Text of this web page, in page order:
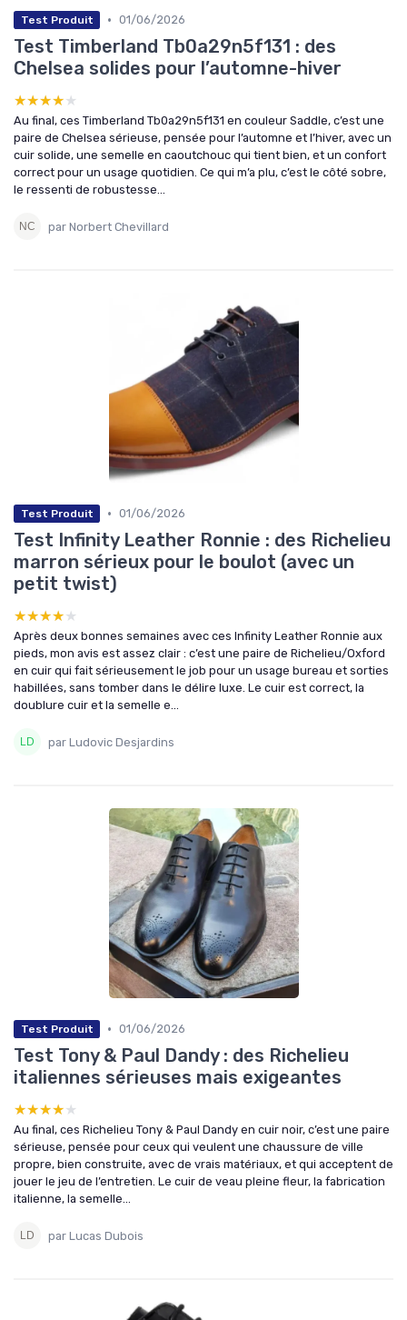
Test Produit • 01/06/2026
Test Timberland Tb0a29n5f131 : des
Chelsea solides pour l’automne-hiver
★★★★★
★★★★★
Au final, ces Timberland Tb0a29n5f131 en couleur Saddle, c’est une
paire de Chelsea sérieuse, pensée pour l’automne et l’hiver, avec un
cuir solide, une semelle en caoutchouc qui tient bien, et un confort
correct pour un usage quotidien. Ce qui m’a plu, c’est le côté sobre,
le ressenti de robustesse...
par Norbert Chevillard
Test Produit • 01/06/2026
Test Infinity Leather Ronnie : des Richelieu
marron sérieux pour le boulot (avec un
petit twist)
★★★★★
★★★★★
Après deux bonnes semaines avec ces Infinity Leather Ronnie aux
pieds, mon avis est assez clair : c’est une paire de Richelieu/Oxford
en cuir qui fait sérieusement le job pour un usage bureau et sorties
habillées, sans tomber dans le délire luxe. Le cuir est correct, la
doublure cuir et la semelle e...
par Ludovic Desjardins
Test Produit • 01/06/2026
Test Tony & Paul Dandy : des Richelieu
italiennes sérieuses mais exigeantes
★★★★★
★★★★★
Au final, ces Richelieu Tony & Paul Dandy en cuir noir, c’est une paire
sérieuse, pensée pour ceux qui veulent une chaussure de ville
propre, bien construite, avec de vrais matériaux, et qui acceptent de
jouer le jeu de l’entretien. Le cuir de veau pleine fleur, la fabrication
italienne, la semelle...
par Lucas Dubois